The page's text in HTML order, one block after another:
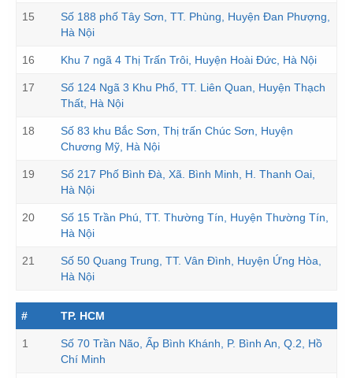
15
Số 188 phố Tây Sơn, TT. Phùng, Huyện Đan Phượng,
Hà Nội
16 Khu 7 ngã 4 Thị Trấn Trôi, Huyện Hoài Đức, Hà Nội
17
Số 124 Ngã 3 Khu Phổ, TT. Liên Quan, Huyện Thạch
Thất, Hà Nội
18
Số 83 khu Bắc Sơn, Thị trấn Chúc Sơn, Huyện
Chương Mỹ, Hà Nội
19
Số 217 Phố Bình Đà, Xã. Bình Minh, H. Thanh Oai,
Hà Nội
20
Số 15 Trần Phú, TT. Thường Tín, Huyện Thường Tín,
Hà Nội
21
Số 50 Quang Trung, TT. Vân Đình, Huyện Ứng Hòa,
Hà Nội
# TP. HCM
1
Số 70 Trần Não, Ấp Bình Khánh, P. Bình An, Q.2, Hồ
Chí Minh